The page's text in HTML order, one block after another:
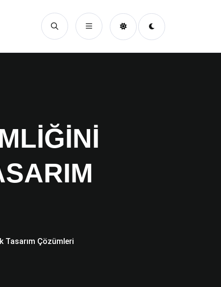
Tasarım Çözümleri